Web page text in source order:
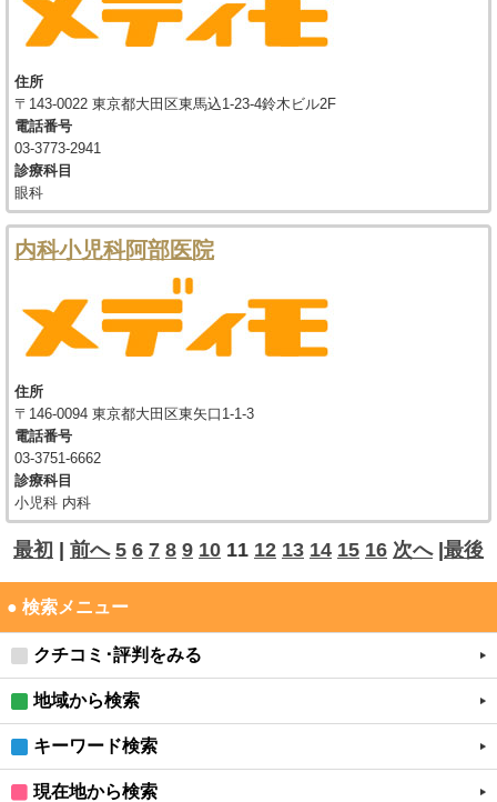
住所
〒143-0022 東京都大田区東馬込1-23-4鈴木ビル2F
電話番号
03-3773-2941
診療科目
眼科
内科小児科阿部医院
住所
〒146-0094 東京都大田区東矢口1-1-3
電話番号
03-3751-6662
診療科目
小児科 内科
最初 | 前へ 5 6 7 8 9 10 11 12 13 14 15 16 次へ|最後
● 検索メニュー
クチコミ･評判をみる
地域から検索
キーワード検索
現在地から検索